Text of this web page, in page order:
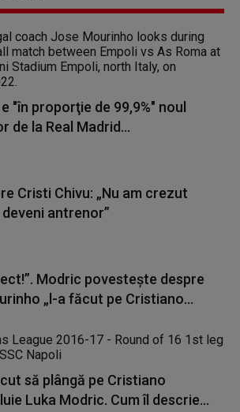
"în proporţie de 99,9%" noul
de la Real Madrid...
Cristi Chivu: „Nu am crezut
antrenor”
Modric povesteşte despre
„l-a făcut pe Cristiano...
să plângă pe Cristiano
Luka Modric. Cum îl descrie...